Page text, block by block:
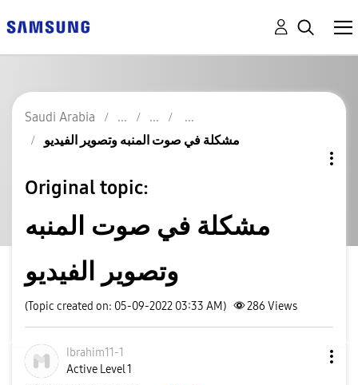
Saudi Arabia
مشكلة في صوت المنبه وتصوير الفيديو
Original topic:
مشكلة في صوت المنبه
وتصوير الفيديو
(Topic created on: 05-09-2022 03:33 AM) 286 Views
Ibrahim11-1
Active Level 1